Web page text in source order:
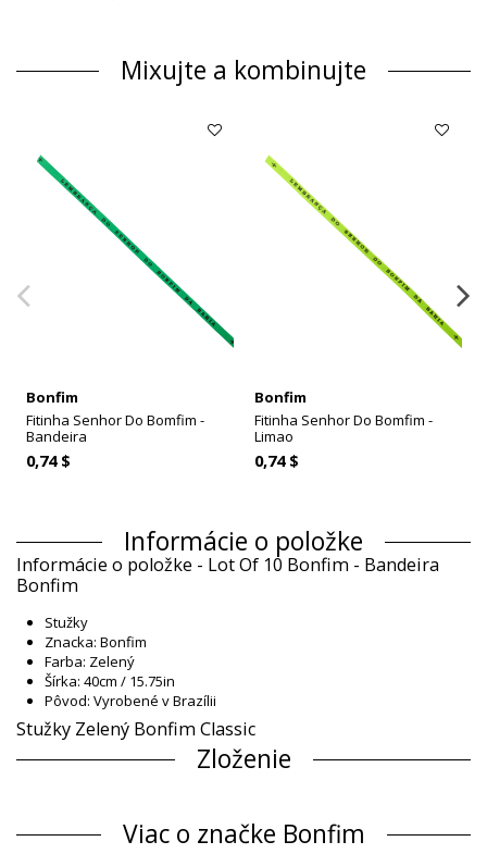
Mixujte a kombinujte
Bonfim
Fitinha Senhor Do Bomfim -
Bandeira
0,74 $
Bonfim
Fitinha Senhor Do Bomfim -
Limao
0,74 $
Informácie o položke
Informácie o položke - Lot Of 10 Bonfim - Bandeira
Bonfim
Stužky
Znacka: Bonfim
Farba: Zelený
Šírka: 40cm / 15.75in
Pôvod: Vyrobené v Brazílii
Stužky Zelený Bonfim Classic
Zloženie
Informácie o produkte
Viac o značke Bonfim